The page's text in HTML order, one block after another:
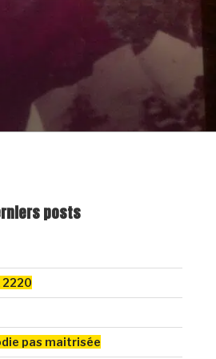
posts
2220
pas maitrisée